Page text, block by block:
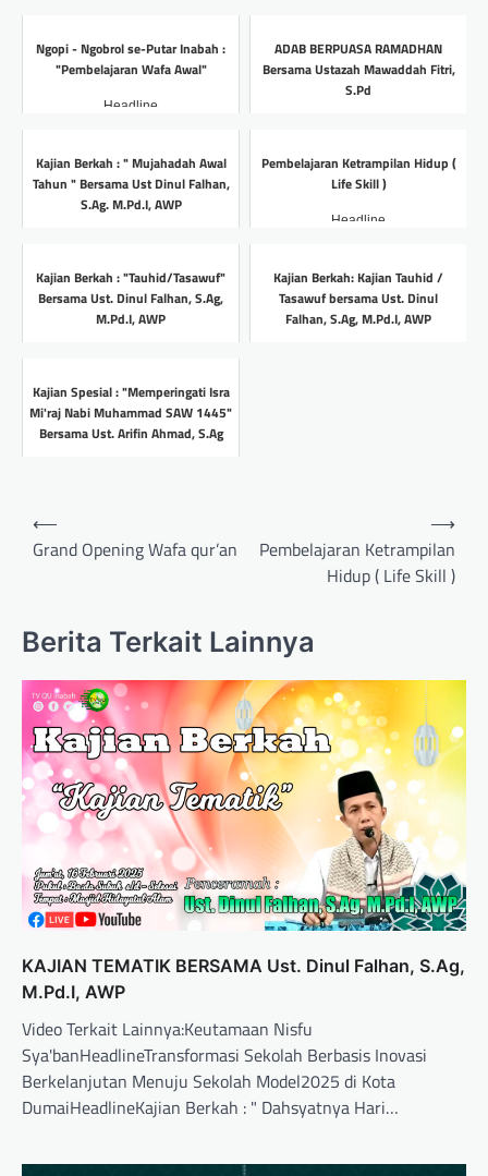
Ngopi - Ngobrol se-Putar Inabah :
"Pembelajaran Wafa Awal"
Headline
ADAB BERPUASA RAMADHAN
Bersama Ustazah Mawaddah Fitri,
S.Pd
Kajian Berkah : " Mujahadah Awal
Tahun " Bersama Ust Dinul Falhan,
S.Ag. M.Pd.I, AWP
Pembelajaran Ketrampilan Hidup (
Life Skill )
Headline
Kajian Berkah : "Tauhid/Tasawuf"
Bersama Ust. Dinul Falhan, S.Ag,
M.Pd.I, AWP
Kajian Berkah: Kajian Tauhid /
Tasawuf bersama Ust. Dinul
Falhan, S.Ag, M.Pd.I, AWP
Kajian Spesial : "Memperingati Isra
Mi'raj Nabi Muhammad SAW 1445"
Bersama Ust. Arifin Ahmad, S.Ag
Post
navigation
⟵
Grand Opening Wafa qur’an
Pembelajaran Ketrampilan
Hidup ( Life Skill )
⟶
Berita Terkait Lainnya
KAJIAN TEMATIK BERSAMA Ust. Dinul Falhan, S.Ag,
M.Pd.I, AWP
Video Terkait Lainnya:Keutamaan Nisfu
Sya'banHeadlineTransformasi Sekolah Berbasis Inovasi
Berkelanjutan Menuju Sekolah Model2025 di Kota
DumaiHeadlineKajian Berkah : " Dahsyatnya Hari…